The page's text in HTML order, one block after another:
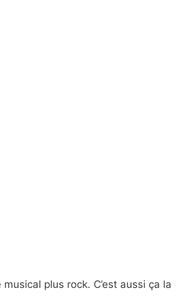
plus rock. C’est aussi ça la